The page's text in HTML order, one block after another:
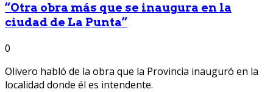
“Otra obra más que se inaugura en la
ciudad de La Punta”
0
Olivero habló de la obra que la Provincia inauguró en la
localidad donde él es intendente.